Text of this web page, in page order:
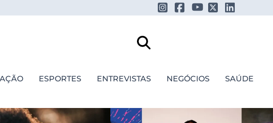
ESPORTES ENTREVISTAS NEGÓCIOS SAÚDE